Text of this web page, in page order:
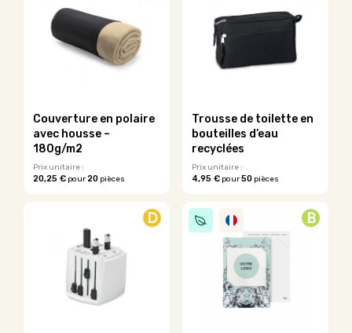
Couverture en polaire
avec housse –
180g/m2
Prix unitaire :
20,25 € pour20 pièces
variations.
peuvent
Trousse de toilette en
bouteilles d’eau
recyclées
Prix unitaire :
4,95 €pour50pièces
produit
a
plusieurs
variations.
options
peuvent
D B